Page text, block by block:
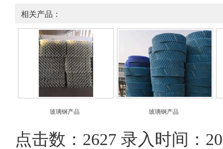
相关产品：
玻璃钢产品 玻璃钢产品
点击数：2627 录入时间：